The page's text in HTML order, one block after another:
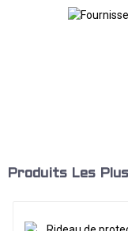
Produits Les